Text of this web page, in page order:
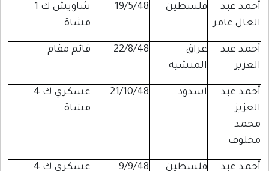
أحمد عبد
العال عامر
فلسطين 19/5/48
شاويش ك 1
مشاة
أحمد عبد
العزيز
عراق
المنشية
22/8/48 قائم مقام
أحمد عبد
العزيز
محمد
مخلوف
اسدود 21/10/48
عسكري ك 4
مشاة
أحمد عبد
فلسطين 9/9/48
عسكري ك 4